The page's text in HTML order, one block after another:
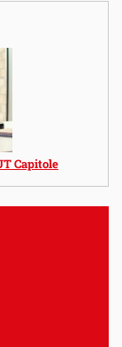
Capitole